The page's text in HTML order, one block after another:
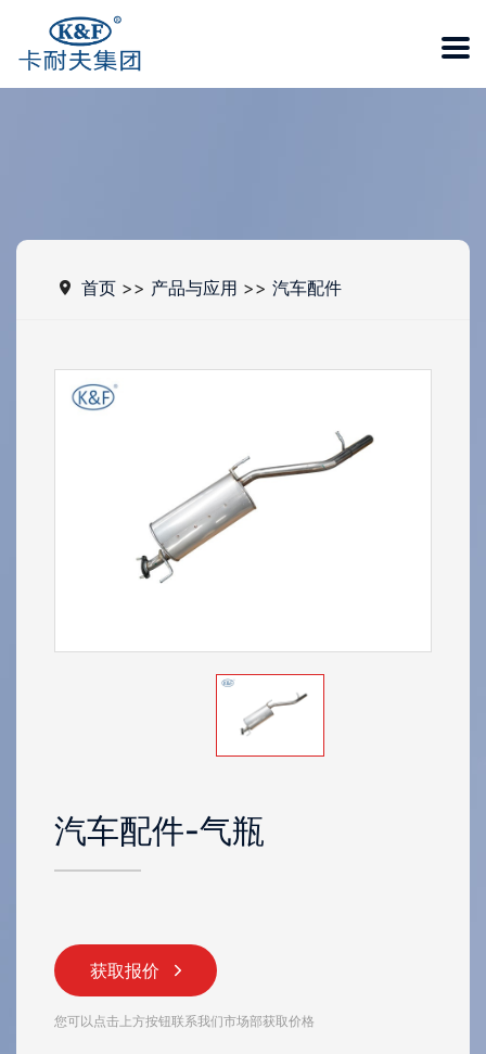
首页 >> 产品与应用 >> 汽车配件
汽车配件-气瓶
获取报价
您可以点击上方按钮联系我们市场部获取价格